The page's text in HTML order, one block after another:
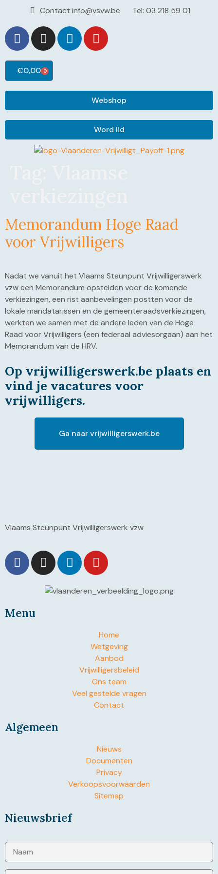
Contact info@vsvw.be Tel: 03 218 59 01
€0,00 0
Webshop
Word lid
Memorandum Hoge Raad
voor Vrijwilligers
Nadat we vanuit het Vlaams Steunpunt Vrijwilligerswerk
vzw een Memorandum opstelden voor de komende
verkiezingen, een rist aanbevelingen postten voor de
lokale mandatarissen en de gemeenteraadsverkiezingen,
werkten we samen met de andere leden van de Hoge
Raad voor Vrijwilligers (een federaal adviesorgaan) aan het
Memorandum van de HRV.
Op vrijwilligerswerk.be plaats en
vind je vacatures voor
vrijwilligers.
Ga naar vrijwilligerswerk.be
Vlaams Steunpunt Vrijwilligerswerk vzw
Menu
Home
Wetgeving
Aanbod
Vrijwilligersbeleid
Ons team
Veel gestelde vragen
Contact
Algemeen
Nieuws
Documenten
Privacy
Verkoopsvoorwaarden
Sitemap
Nieuwsbrief